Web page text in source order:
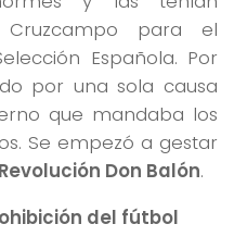
para el
Española. Por
por una sola causa
que mandaba los
Se empezó a gestar
Revolución Don Balón.
del fútbol